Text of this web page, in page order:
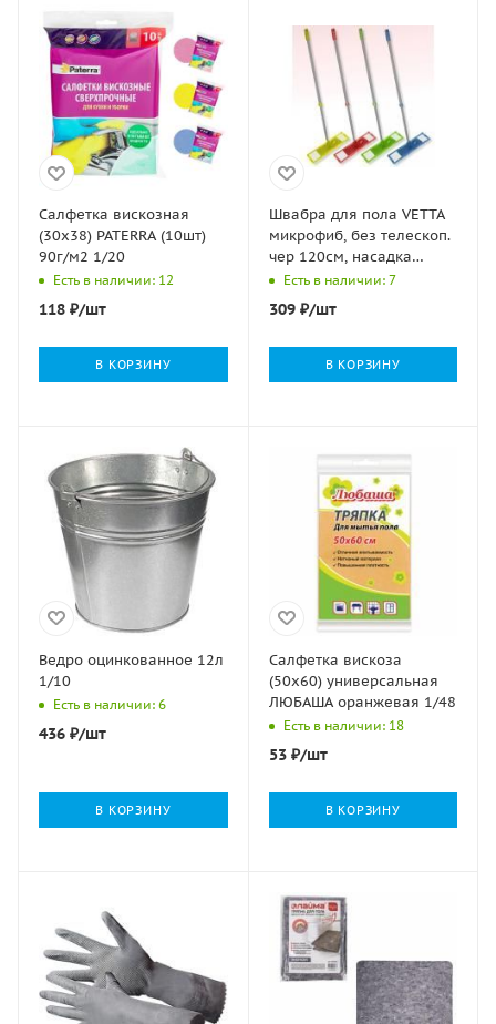
Салфетка вискозная
(30х38) PATERRA (10шт)
90г/м2 1/20
Есть в наличии: 12
118 ₽/шт
В КОРЗИНУ
Швабра для пола VETTA
микрофиб, без телескоп.
чер 120см, насадка
40х10см 46958 1/1
Есть в наличии: 7
309₽/шт
В КОРЗИНУ
Ведро оцинкованное 12л
1/10
Есть в наличии: 6
436 ₽/шт
В КОРЗИНУ
Салфетка вискоза
(50х60) универсальная
ЛЮБАША оранжевая 1/48
Есть в наличии: 18
53₽/шт
В КОРЗИНУ